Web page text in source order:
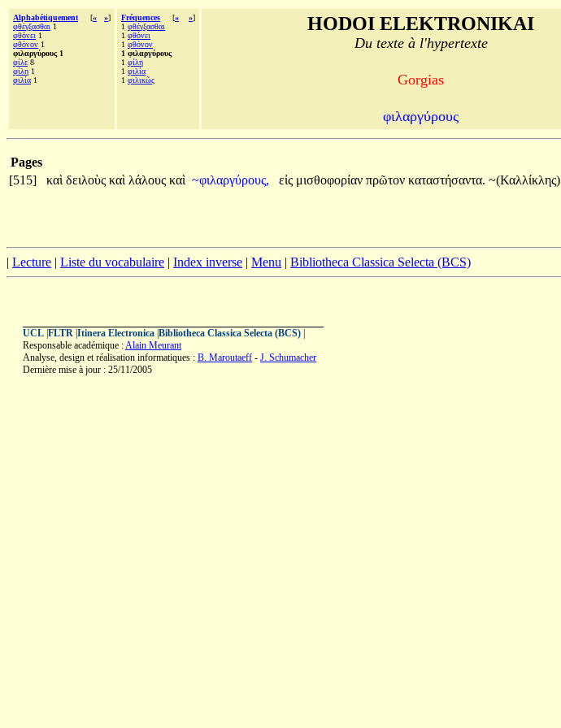
Alphabétiquement [« »]
φθέγξασθαι 1
φθόνει 1
φθόνον 1
φιλαργύρους 1
φίλε 8
φίλη 1
φιλία 1
Fréquences [« »]
1 φθέγξασθαι
1 φθόνει
1 φθόνον
1 φιλαργύρους
1 φίλη
1 φιλία
1 φιλικῶς
HODOI ELEKTRONIKAI
Du texte à l'hypertexte
Gorgias
φιλαργύρους
Pages
[515]
καὶ δειλοὺς καὶ λάλους καὶ ~φιλαργύρους, εἰς μισθοφορίαν πρῶτον καταστήσαντα. ~(Καλλίκλης)
| Lecture | Liste du vocabulaire | Index inverse | Menu | Bibliotheca Classica Selecta (BCS)
UCL FLTR Itinera Electronica Bibliotheca Classica Selecta (BCS)
Responsable académique :Alain Meurant
Analyse, design et réalisation informatiques : B. Maroutaeff - J. Schumacher
Dernière mise à jour : 25/11/2005